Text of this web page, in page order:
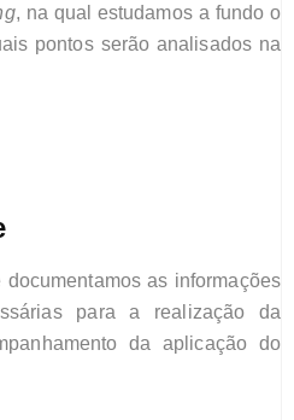
, na qual estudamos a fundo o
pontos serão analisados na
documentamos as informações
para a realização da
da aplicação do